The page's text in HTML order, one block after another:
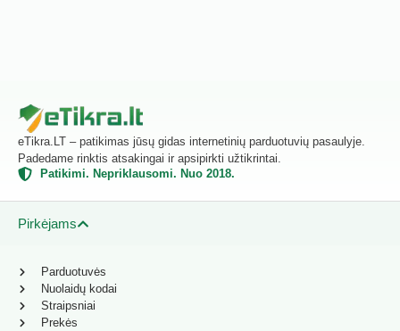
eTikra.LT – patikimas jūsų gidas internetinių parduotuvių pasaulyje.
Padedame rinktis atsakingai ir apsipirkti užtikrintai.
Patikimi. Nepriklausomi. Nuo 2018.
Pirkėjams
Parduotuvės
Nuolaidų kodai
Straipsniai
Prekės